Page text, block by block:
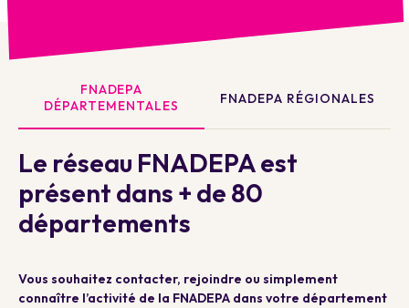
FNADEPA
DÉPARTEMENTALES
FNADEPA RÉGIONALES
Le réseau FNADEPA est
présent dans + de 80
départements
Vous souhaitez contacter, rejoindre ou simplement
connaître l’activité de la FNADEPA dans votre département